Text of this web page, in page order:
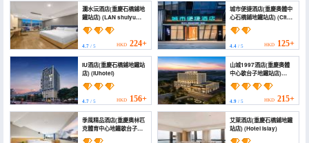
瀾水沄酒店(重慶石橋鋪地
鐵站店) (LAN shuiyu
hotel(Chongqing
Shiqiaopu subway
station store))
4.7 / 5 HKD 224+
城市便捷酒店(重慶奧體中
心石橋鋪地鐵站店) (City
Hotel (Chongqing
Olympic Sports Center
Shiqiao Pu Subway
Station))
4.4/ 5 HKD 125+
IU酒店(重慶石橋鋪地鐵站
店) (IUhotel)
4.7 / 5 HKD 156+
山城1997酒店(重慶奧體
中心歇台子地鐵站店)
(Shancheng 1997 Hotel
(Chongqing Olympic
Sports Center
Shiqiaopu Metro Station
Branch))
4.9/ 5 HKD 215+
季風精品酒店(重慶奧林匹
克體育中心地鐵歇台子店)
(Monsoon Boutique
艾萊酒店(重慶石橋鋪地鐵
站店) (Hotel Islay)